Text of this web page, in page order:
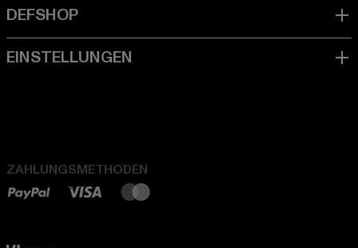
ZAHLUNGSMETHODEN